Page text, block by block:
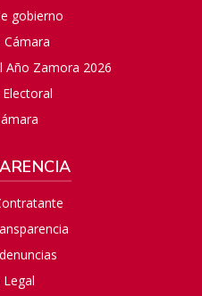
gobierno
Cámara
Año Zamora 2026